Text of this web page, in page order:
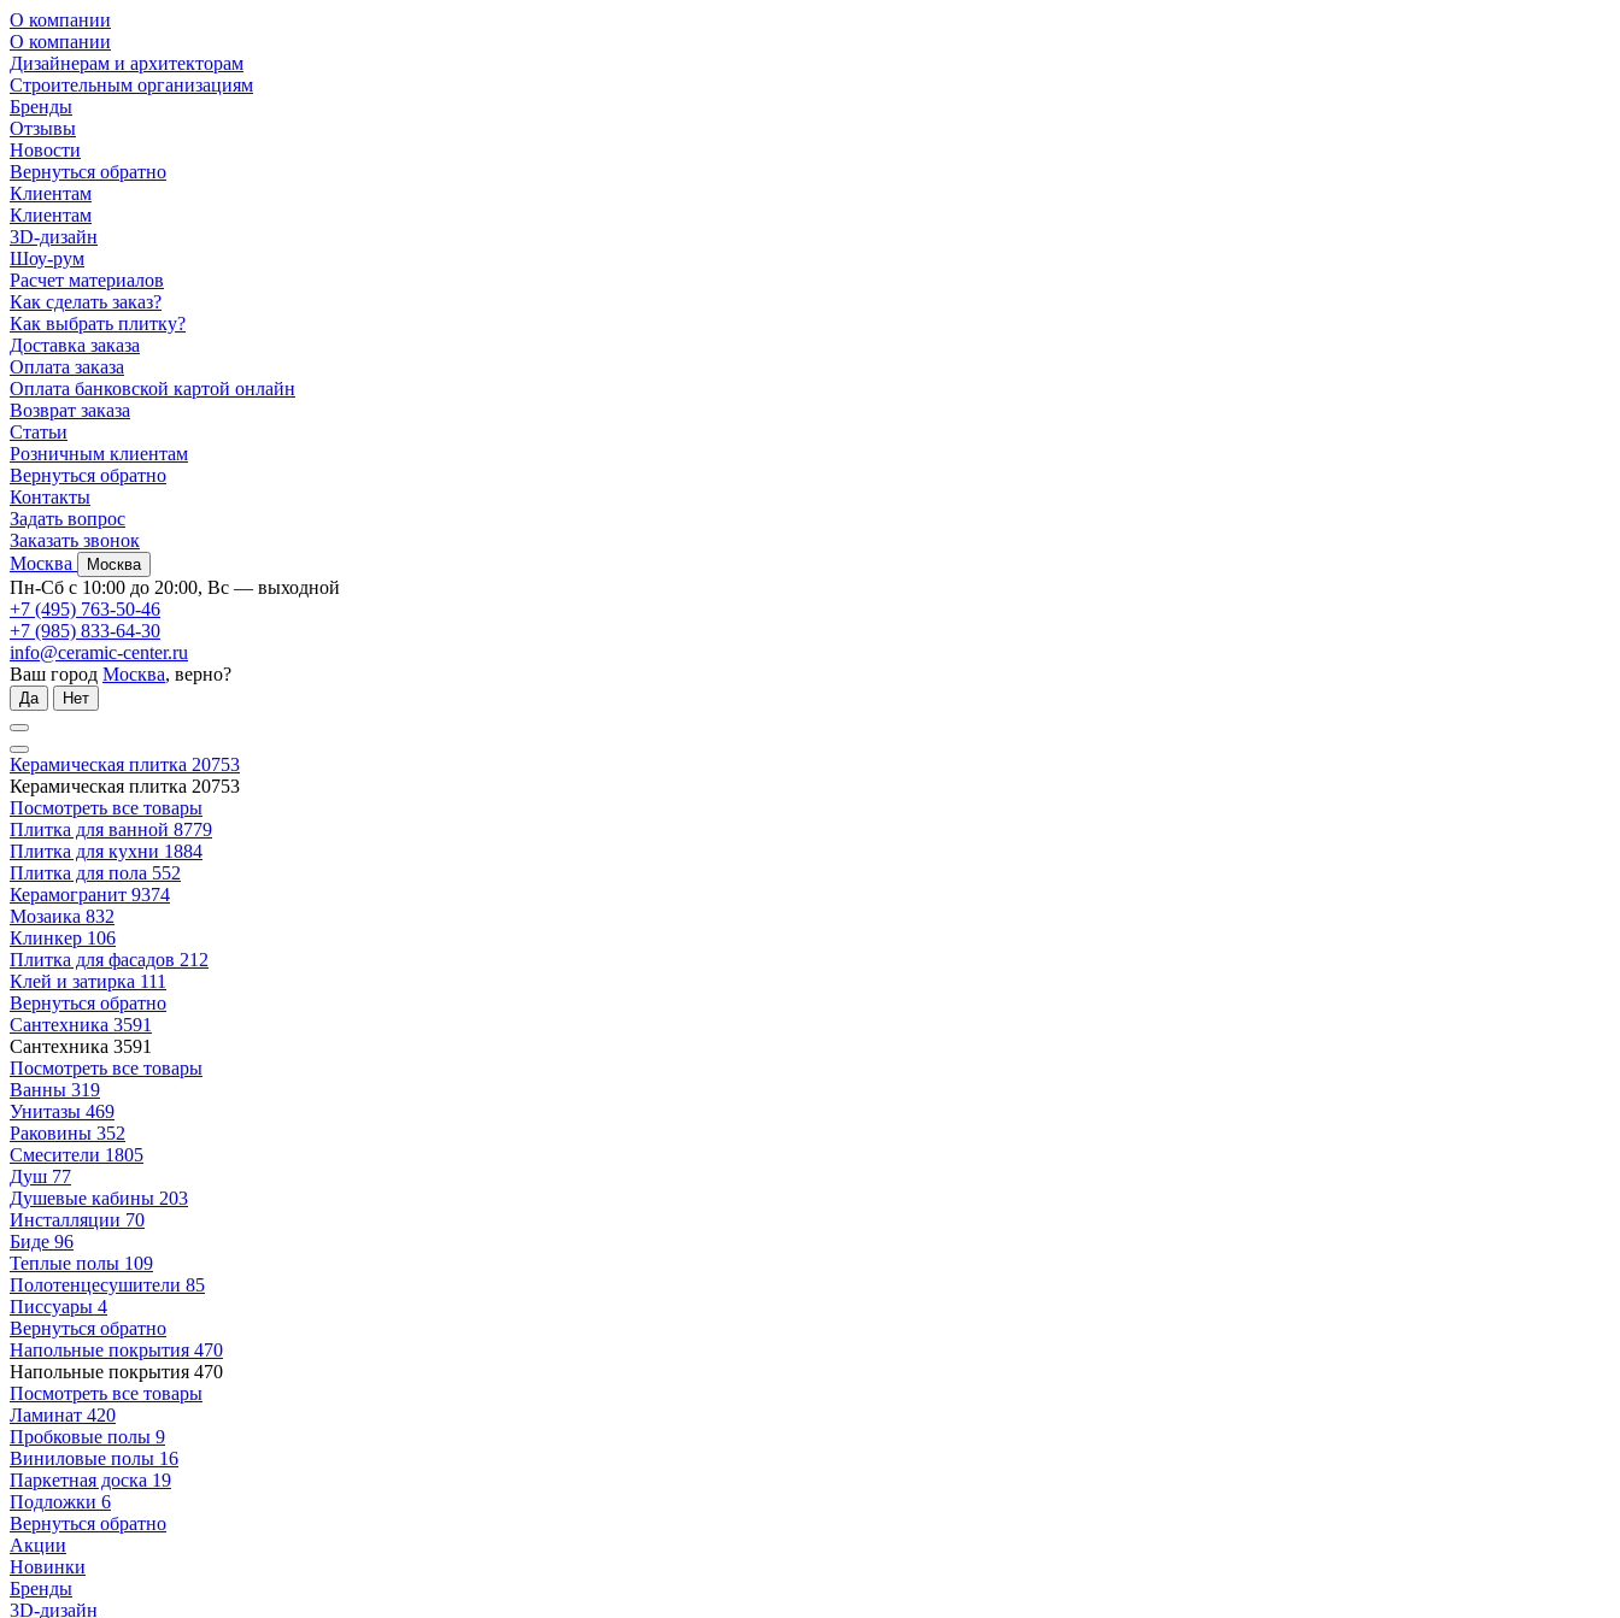
О компании
О компании
Дизайнерам и архитекторам
Строительным организациям
Бренды
Отзывы
Новости
Вернуться обратно
Клиентам
Клиентам
3D-дизайн
Шоу-рум
Расчет материалов
Как сделать заказ?
Как выбрать плитку?
Доставка заказа
Оплата заказа
Оплата банковской картой онлайн
Возврат заказа
Статьи
Розничным клиентам
Вернуться обратно
Контакты
Задать вопрос
Заказать звонок
Москва
Москва
Пн-Сб с 10:00 до 20:00, Вс — выходной
+7 (495) 763-50-46
+7 (985) 833-64-30
info@ceramic-center.ru
Ваш город Москва, верно?
Да Нет
Керамическая плитка 20753
Керамическая плитка 20753
Посмотреть все товары
Плитка для ванной 8779
Плитка для кухни 1884
Плитка для пола 552
Керамогранит 9374
Мозаика 832
Клинкер 106
Плитка для фасадов 212
Клей и затирка 111
Вернуться обратно
Сантехника 3591
Сантехника 3591
Посмотреть все товары
Ванны 319
Унитазы 469
Раковины 352
Смесители 1805
Душ 77
Душевые кабины 203
Инсталляции 70
Биде 96
Теплые полы 109
Полотенцесушители 85
Писсуары 4
Вернуться обратно
Напольные покрытия 470
Напольные покрытия 470
Посмотреть все товары
Ламинат 420
Пробковые полы 9
Виниловые полы 16
Паркетная доска 19
Подложки 6
Вернуться обратно
Акции
Новинки
Бренды
3D-дизайн